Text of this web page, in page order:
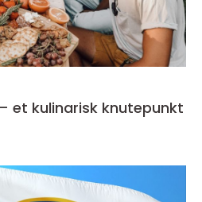
et kulinarisk knutepunkt